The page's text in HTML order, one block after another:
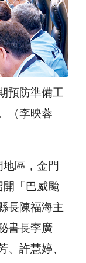
預防準備工
（李映蓉
區，金門
「巴威颱
長陳福海主
書長李廣
、許慧婷、